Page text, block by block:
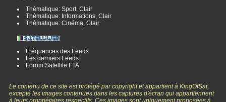
Thématique: Sport, Clair
Thématique: Informations, Clair
Thématique: Cinéma, Clair
Fréquences des Feeds
Les derniers Feeds
Forum Satellite FTA
Le contenu de ce site est protégé par copyright et appartient à KingOfSat,
excepté les images contenues dans les captures d'écran qui appartiennent
à leurs propriétaires respectifs. Ces images sont uniquement proposées à